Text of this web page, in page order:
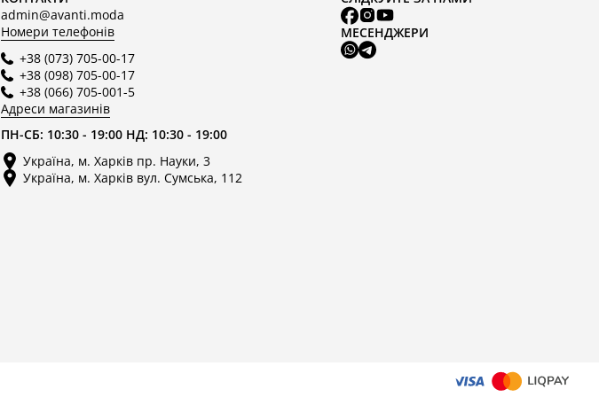
admin@avanti.moda
Номери телефонів
+38 (073) 705-00-17
+38 (098) 705-00-17
+38 (066) 705-001-5
Адреси магазинів
ПН-СБ: 10:30 - 19:00 НД: 10:30 - 19:00
Україна, м. Харків пр. Науки, 3
Україна, м. Харків вул. Сумська, 112
МЕСЕНДЖЕРИ